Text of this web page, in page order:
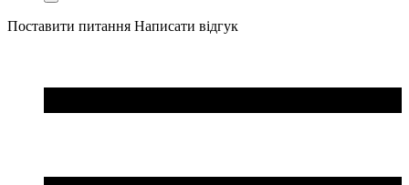
Поставити питання Написати відгук